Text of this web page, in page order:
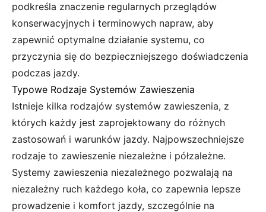
podkreśla znaczenie regularnych przeglądów
konserwacyjnych i terminowych napraw, aby
zapewnić optymalne działanie systemu, co
przyczynia się do bezpieczniejszego doświadczenia
podczas jazdy.
Typowe Rodzaje Systemów Zawieszenia
Istnieje kilka rodzajów systemów zawieszenia, z
których każdy jest zaprojektowany do różnych
zastosowań i warunków jazdy. Najpowszechniejsze
rodzaje to zawieszenie niezależne i półzależne.
Systemy zawieszenia niezależnego pozwalają na
niezależny ruch każdego koła, co zapewnia lepsze
prowadzenie i komfort jazdy, szczególnie na